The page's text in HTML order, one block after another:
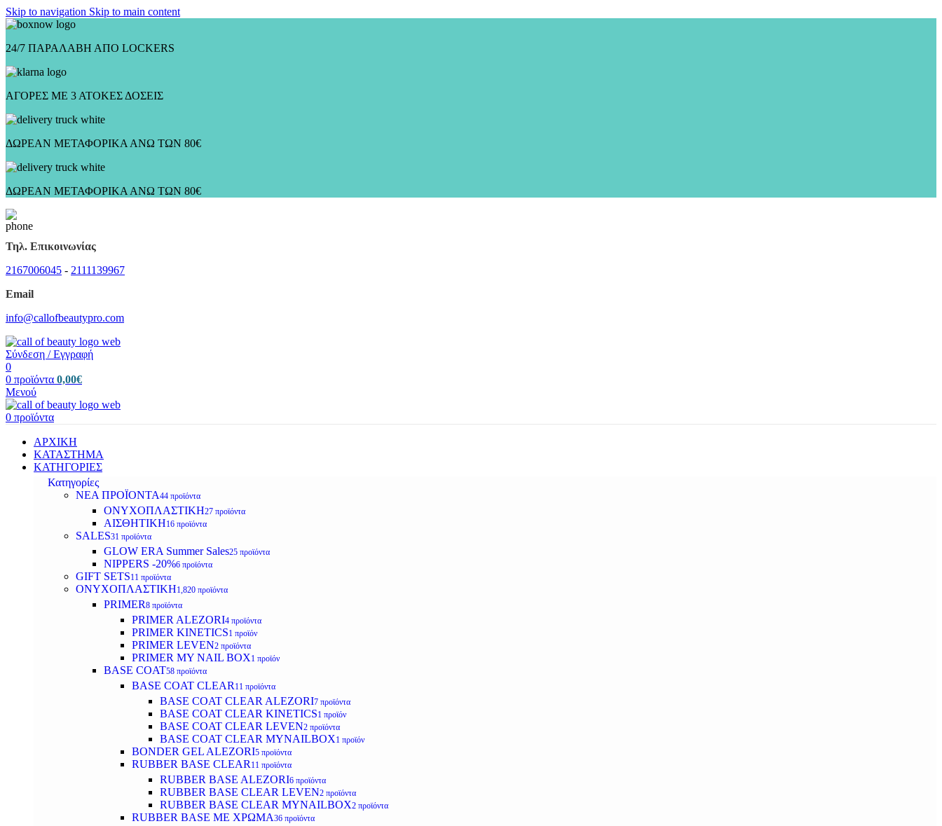
Skip to navigation Skip to main content
24/7 ΠΑΡΑΛΑΒΗ ΑΠΟ LOCKERS
ΑΓΟΡΕΣ ΜΕ 3 ΑΤΟΚΕΣ ΔΟΣΕΙΣ
ΔΩΡΕΑΝ ΜΕΤΑΦΟΡΙΚΑ ΑΝΩ ΤΩΝ 80€
ΔΩΡΕΑΝ ΜΕΤΑΦΟΡΙΚΑ ΑΝΩ ΤΩΝ 80€
Τηλ. Επικοινωνίας
2167006045 - 2111139967
Email
info@callofbeautypro.com
Σύνδεση / Εγγραφή
0
0 προϊόντα 0,00€
Μενού
0 προϊόντα
ΑΡΧΙΚΗ
ΚΑΤΑΣΤΗΜΑ
ΚΑΤΗΓΟΡΙΕΣ
Κατηγορίες
ΝΕΑ ΠΡΟΪΟΝΤΑ44 προϊόντα
ΟΝΥΧΟΠΛΑΣΤΙΚΗ27 προϊόντα
ΑΙΣΘΗΤΙΚΗ16 προϊόντα
SALES31 προϊόντα
GLOW ERA Summer Sales25 προϊόντα
NIPPERS -20%6 προϊόντα
GIFT SETS11 προϊόντα
ΟΝΥΧΟΠΛΑΣΤΙΚΗ1,820 προϊόντα
PRIMER8 προϊόντα
PRIMER ALEZORI4 προϊόντα
PRIMER KINETICS1 προϊόν
PRIMER LEVEN2 προϊόντα
PRIMER MY NAIL BOX1 προϊόν
BASE COAT58 προϊόντα
BASE COAT CLEAR 11 προϊόντα
BASE COAT CLEAR ALEZORI7 προϊόντα
BASE COAT CLEAR KINETICS1 προϊόν
BASE COAT CLEAR LEVEN2 προϊόντα
BASE COAT CLEAR MYNAILBOX1 προϊόν
BONDER GEL ALEZORI5 προϊόντα
RUBBER BASE CLEAR 11 προϊόντα
RUBBER BASE ALEZORI6 προϊόντα
RUBBER BASE CLEAR LEVEN2 προϊόντα
RUBBER BASE CLEAR MYNAILBOX2 προϊόντα
RUBBER BASE ΜΕ ΧΡΩΜΑ36 προϊόντα